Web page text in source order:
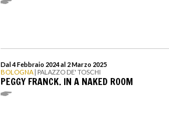
Dal 4 Febbraio 2024 al 2 Marzo 2025
BOLOGNA | PALAZZO DE' TOSCHI
PEGGY FRANCK. IN A NAKED ROOM